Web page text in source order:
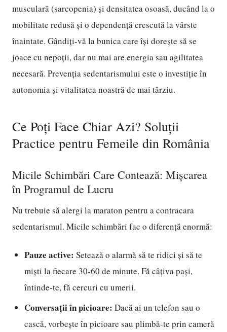
musculară (sarcopenia) și densitatea osoasă, ducând la o
mobilitate redusă și o dependență crescută la vârste
înaintate. Gândiți-vă la bunica care își dorește să se
joace cu nepoții, dar nu mai are energia sau agilitatea
necesară. Prevenția sedentarismului este o investiție în
autonomia și vitalitatea noastră de mai târziu.
Ce Poți Face Chiar Azi? Soluții
Practice pentru Femeile din România
Micile Schimbări Care Contează: Mișcarea
în Programul de Lucru
Nu trebuie să alergi la maraton pentru a contracara
sedentarismul. Micile schimbări fac o diferență enormă:
Pauze active: Setează o alarmă să te ridici și să te
miști la fiecare 30-60 de minute. Fă câțiva pași,
întinde-te, fă cercuri cu umerii.
Conversații în picioare: Dacă ai un telefon sau o
cască, vorbește în picioare sau plimbă-te prin cameră